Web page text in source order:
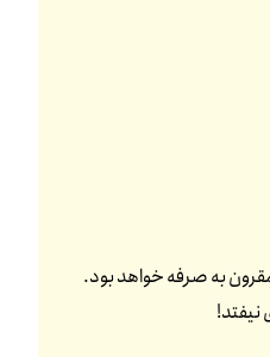
به صرفه خواهد بود.